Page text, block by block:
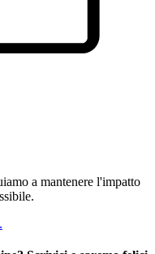
a mantenere l'impatto